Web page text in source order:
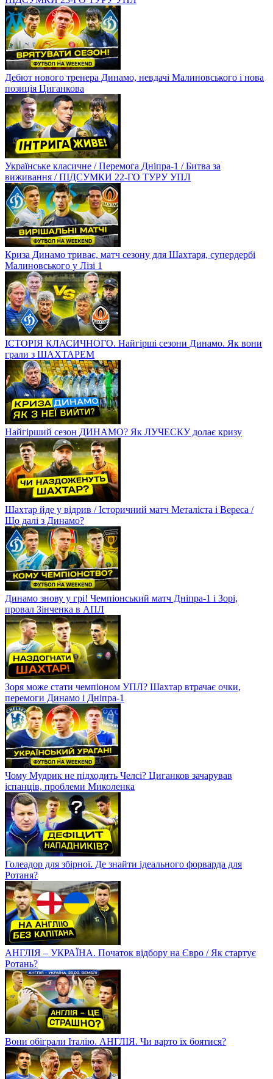
Дебют нового тренера Динамо, невдачі Малиновського і нова
позиція Циганкова
Українське класичне / Перемога Дніпра-1 / Битва за
виживання / ПІДСУМКИ 22-ГО ТУРУ УПЛ
Криза Динамо триває, матч сезону для Шахтаря, супердербі
Малиновського у Лізі 1
ІСТОРІЯ КЛАСИЧНОГО. Найгірші сезони Динамо. Як вони
грали з ШАХТАРЕМ
Найгірший сезон ДИНАМО? Як ЛУЧЕСКУ долає кризу
Шахтар йде у відрив / Історичний матч Металіста і Вереса /
Що далі з Динамо?
Динамо знову у грі! Чемпіонський матч Дніпра-1 і Зорі,
провал Зінченка в АПЛ
Зоря може стати чемпіоном УПЛ? Шахтар втрачає очки,
перемоги Динамо і Дніпра-1
Чому Мудрик не підходить Челсі? Циганков зачарував
іспанців, проблеми Миколенка
Голеадор для збірної. Де знайти ідеального форварда для
Ротаня?
АНГЛІЯ – УКРАЇНА. Початок відбору на Євро / Як стартує
Ротань?
Вони обіграли Італію. АНГЛІЯ. Чи варто їх боятися?